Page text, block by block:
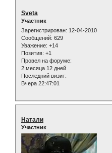
Sveta
Участник
Зарегистрирован: 12-04-2010
Сообщений: 629
Уважение: +14
Позитив: +1
Провел на форуме:
2 месяца 12 дней
Последний визит:
Вчера 22:47:01
Натали
Участник